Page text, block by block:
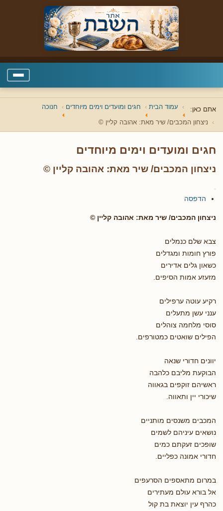
אתם כאן: עמוד הבית חגים ומועדים וימים מיוחדים חנוכה
ניצחון המכבים/ שיר מאת: אהובה קליין ©
חגים ומועדים וימים מיוחדים
ניצחון המכבים/ שיר מאת: אהובה קליין ©
הדפסה
ניצחון המכבים/ שיר מאת: אהובה קליין ©
צבא שלם כנמלים
פורץ חומות ומגדלים
כשאון גלים אדירים
מזעזע אמות הסיפים.
רקיע עוטה ערפילים
ענני עשן מתעלים
סוסי מלחמה צוהלים
הפילים שואטים כמטורפים.
יוונים חדורי שנאה
הבוקעת מליבם כלהבה
ראשיהם זוקפים בגאווה
שיכורי יין ותאווה.
המכבים משנסים מותניים
נושאים עיניהם לשמים
שופכים זעקתם כמים
חדורי אמונה כפליים.
במרום מתאספים הסרעפים
אל בורא עולם מעתירים
כהרף עין יוצאת בת קול